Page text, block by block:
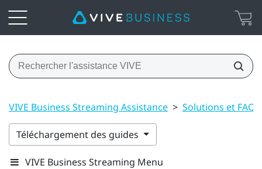
VIVE Business Streaming Assistance > Solutions et FAQ
Téléchargement des guides
VIVE Business Streaming Menu